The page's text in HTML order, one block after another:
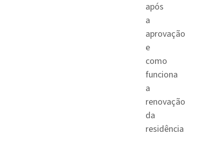
após
a
aprovação
e
como
funciona
a
renovação
da
residência